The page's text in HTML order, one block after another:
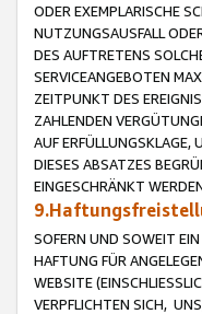
ODER EXEMPLARISCHE
NUTZUNGSAUSFALL
DES AUFTRETENS
SERVICEANGEBOTEN
ZEITPUNKT DES
ZAHLENDEN
AUF ERFÜLLUNGSKLAGE,
DIESES ABSATZES
EINGESCHRÄNKT
SOFERN UND SOWEIT
HAFTUNG FÜR
WEBSITE
VERPFLICHTEN SICH,